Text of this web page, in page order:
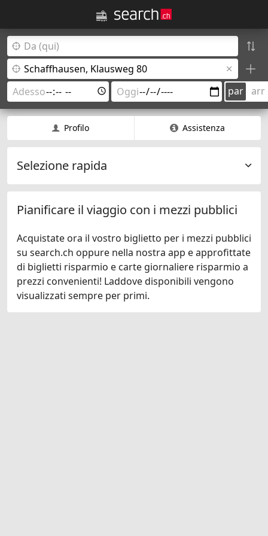
par arr
Profilo Assistenza
Selezione rapida
Pianificare il viaggio con i mezzi pubblici
Acquistate ora il vostro biglietto per i mezzi pubblici
su search.ch oppure nella nostra app e approfittate
di biglietti risparmio e carte giornaliere risparmio a
prezzi convenienti! Laddove disponibili vengono
visualizzati sempre per primi.